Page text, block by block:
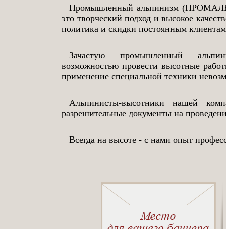
Промышленный альпинизм
это творческий подход и высокое
политика и скидки постоянным
Зачастую промышленный
возможностью провести высотные
применение специальной техники
Альпинисты-высотники нашей
разрешительные документы на
Всегда на высоте - с нами опыт